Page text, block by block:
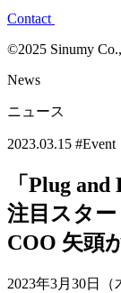
Contact
©2025 Sinumy
News
ニュース
2023.03.15 #Event
「Plug
注目スタ
COO 矢頭
2023年3月30日（